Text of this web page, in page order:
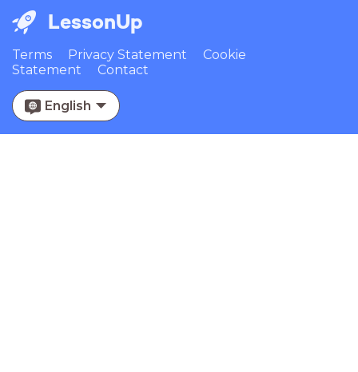
LessonUp
Terms Privacy Statement
Cookie
Statement
Contact
English